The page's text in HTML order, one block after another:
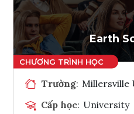
Earth
Trường: Millersville
Cấp học: University